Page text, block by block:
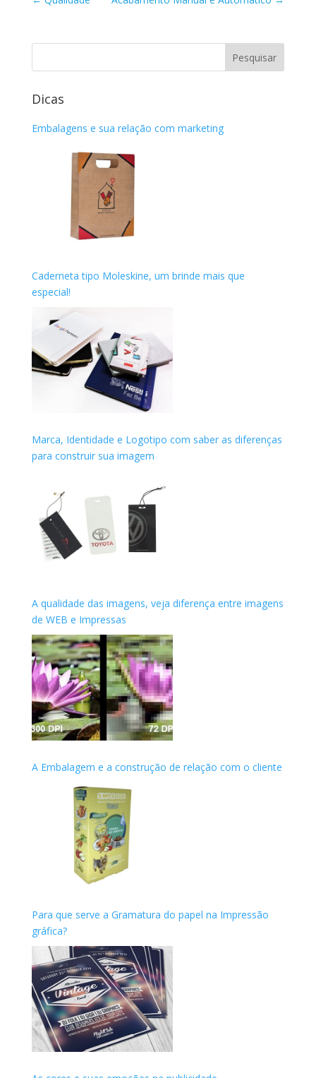
Dicas
Embalagens e sua relação com marketing
Caderneta tipo Moleskine, um brinde mais que
especial!
Marca, Identidade e Logotipo com saber as diferenças
para construir sua imagem
A qualidade das imagens, veja diferença entre imagens
de WEB e Impressas
A Embalagem e a construção de relação com o cliente
Para que serve a Gramatura do papel na Impressão
gráfica?